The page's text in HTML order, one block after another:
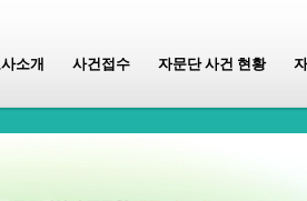
소개 사건접수 자문단 사건 현황